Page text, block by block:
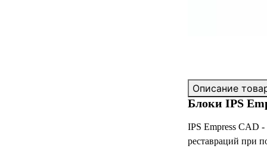
Описание
Блоки IPS
IPS Empress CAD -
реставраций при